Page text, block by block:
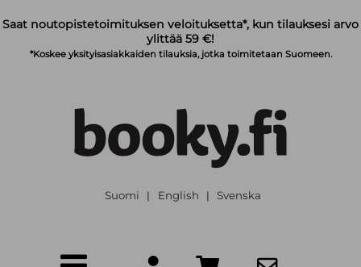
Saat noutopistetoimituksen veloituksetta*, kun tilauksesi arvo
ylittää 59 €!
*Koskee yksityisasiakkaiden tilauksia, jotka toimitetaan Suomeen.
Suomi | English | Svenska